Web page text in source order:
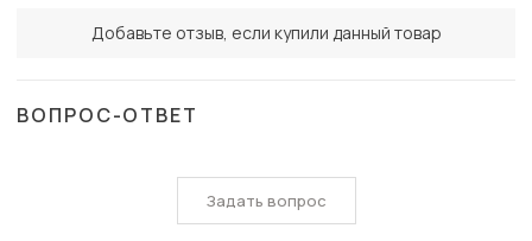
Добавьте отзыв, если купили данный товар
ВОПРОС-ОТВЕТ
Задать вопрос